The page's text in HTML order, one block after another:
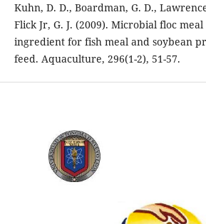
Kuhn, D. D., Boardman, G. D.,
Flick Jr, G. J. (2009). Microbial floc
ingredient for fish meal and soybean
feed. Aquaculture, 296(1-2), 51-57.